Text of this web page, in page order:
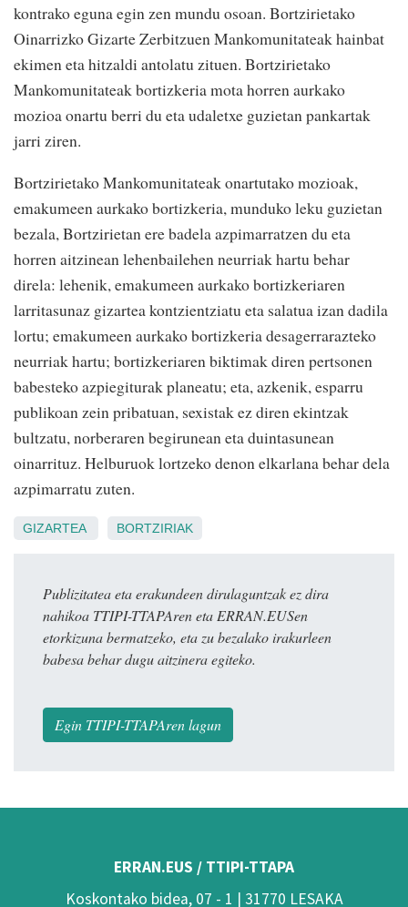
kontrako eguna egin zen mundu osoan. Bortzirietako
Oinarrizko Gizarte Zerbitzuen Mankomunitateak hainbat
ekimen eta hitzaldi antolatu zituen. Bortzirietako
Mankomunitateak bortizkeria mota horren aurkako
mozioa onartu berri du eta udaletxe guzietan pankartak
jarri ziren.
Bortzirietako Mankomunitateak onartutako mozioak,
emakumeen aurkako bortizkeria, munduko leku guzietan
bezala, Bortzirietan ere badela azpimarratzen du eta
horren aitzinean lehenbailehen neurriak hartu behar
direla: lehenik, emakumeen aurkako bortizkeriaren
larritasunaz gizartea kontzientziatu eta salatua izan dadila
lortu; emakumeen aurkako bortizkeria desagerrarazteko
neurriak hartu; bortizkeriaren biktimak diren pertsonen
babesteko azpiegiturak planeatu; eta, azkenik, esparru
publikoan zein pribatuan, sexistak ez diren ekintzak
bultzatu, norberaren begirunean eta duintasunean
oinarrituz. Helburuok lortzeko denon elkarlana behar dela
azpimarratu zuten.
GIZARTEA BORTZIRIAK
Publizitatea eta erakundeen dirulaguntzak ez dira
nahikoa TTIPI-TTAPAren eta ERRAN.EUSen
etorkizuna bermatzeko, eta zu bezalako irakurleen
babesa behar dugu aitzinera egiteko.
Egin TTIPI-TTAPAren lagun
ERRAN.EUS / TTIPI-TTAPA
Koskontako bidea, 07 - 1 | 31770 LESAKA